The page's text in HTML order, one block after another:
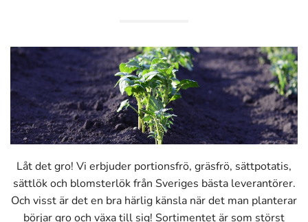
Låt det gro! Vi erbjuder portionsfrö, gräsfrö, sättpotatis,
sättlök och blomsterlök från Sveriges bästa leverantörer.
Och visst är det en bra härlig känsla när det man planterar
börjar gro och växa till sig! Sortimentet är som störst